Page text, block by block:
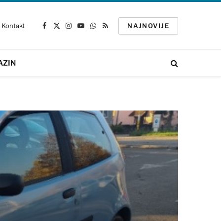
Kontakt
Facebook
X
Instagram
YouTube
WhatsApp
RSS
NAJNOVIJE